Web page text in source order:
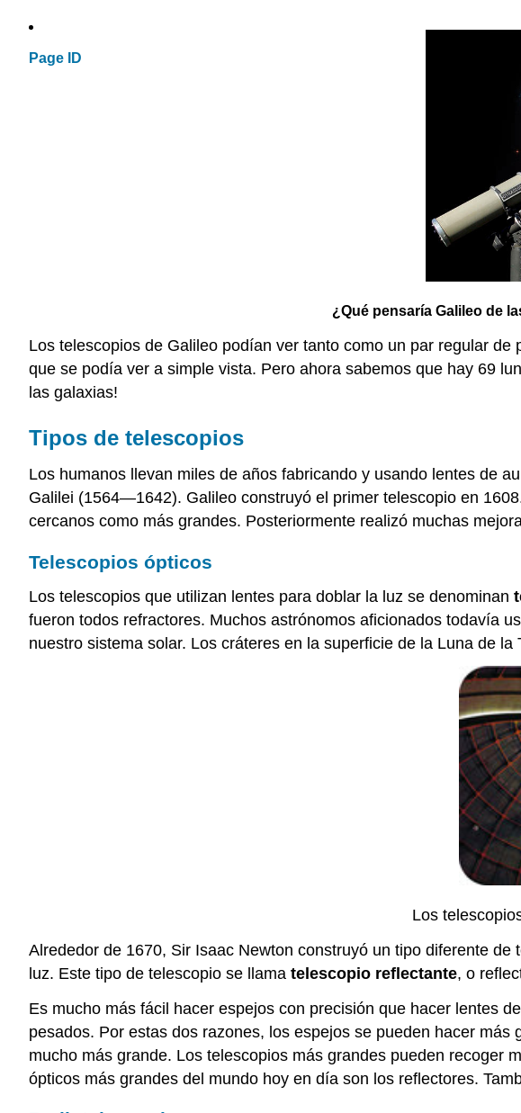
Page ID
¿Qué pensaría Galileo de
Los telescopios de Galileo podían ver tanto como un par regular
que se podía ver a simple vista. Pero ahora sabemos que hay 69
las galaxias!
Tipos de telescopios
Los humanos llevan miles de años fabricando y usando lentes de
Galilei (1564—1642). Galileo construyó el primer telescopio en
cercanos como más grandes. Posteriormente realizó muchas
Telescopios ópticos
Los telescopios que utilizan lentes para doblar la luz se denominan
fueron todos refractores. Muchos astrónomos aficionados todavía
nuestro sistema solar. Los cráteres en la superficie de la Luna de
Los
Alrededor de 1670, Sir Isaac Newton construyó un tipo diferente
luz. Este tipo de telescopio se llama telescopio reflectante, o
Es mucho más fácil hacer espejos con precisión que hacer lentes
pesados. Por estas dos razones, los espejos se pueden hacer
mucho más grande. Los telescopios más grandes pueden recoger
ópticos más grandes del mundo hoy en día son los reflectores.